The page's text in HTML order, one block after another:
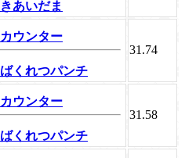
きあいだま
カウンター
ばくれつパンチ
31.74
カウンター
ばくれつパンチ
31.58